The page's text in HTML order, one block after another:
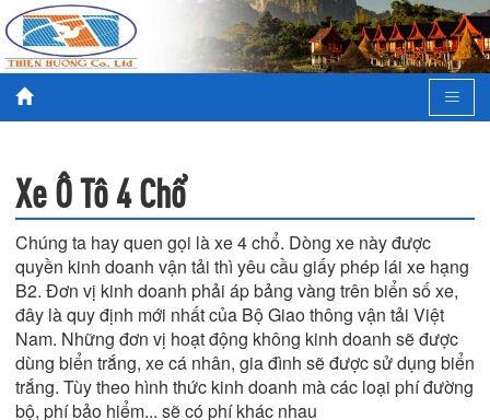
Xe Ô Tô 4 Chổ
Chúng ta hay quen gọi là xe 4 chổ. Dòng xe này được
quyền kinh doanh vận tải thì yêu cầu giấy phép lái xe hạng
B2. Đơn vị kinh doanh phải áp bảng vàng trên biển số xe,
đây là quy định mới nhất của Bộ Giao thông vận tải Việt
Nam. Những đơn vị hoạt động không kinh doanh sẽ được
dùng biển trắng, xe cá nhân, gia đình sẽ được sử dụng biển
trắng. Tùy theo hình thức kinh doanh mà các loại phí đường
bộ, phí bảo hiểm... sẽ có phí khác nhau